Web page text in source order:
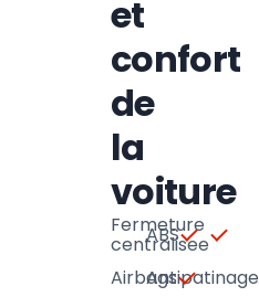
et
confort
de
la
voiture
Fermeture
centralisee
ABS
AirbagsAntipatinage